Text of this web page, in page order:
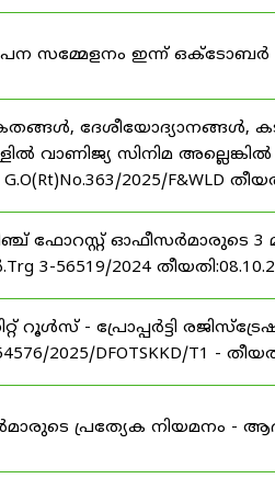
സമ്മേളനം ഇന്ന് ഒക്ടോബർ
ദേശീയോദ്യാനങ്ങൾ,
വാണിജ്യ സിനിമ
2025/F&WLD
ഫോറസ്റ്റ് ഓഫീസർമാരുടെ 3
3-56519/2024
റൂൾസ് - പ്രോപ്പർട്ടി
2025/DFOTSKKD/T1 -
പ്രത്യേക നിയമനം -